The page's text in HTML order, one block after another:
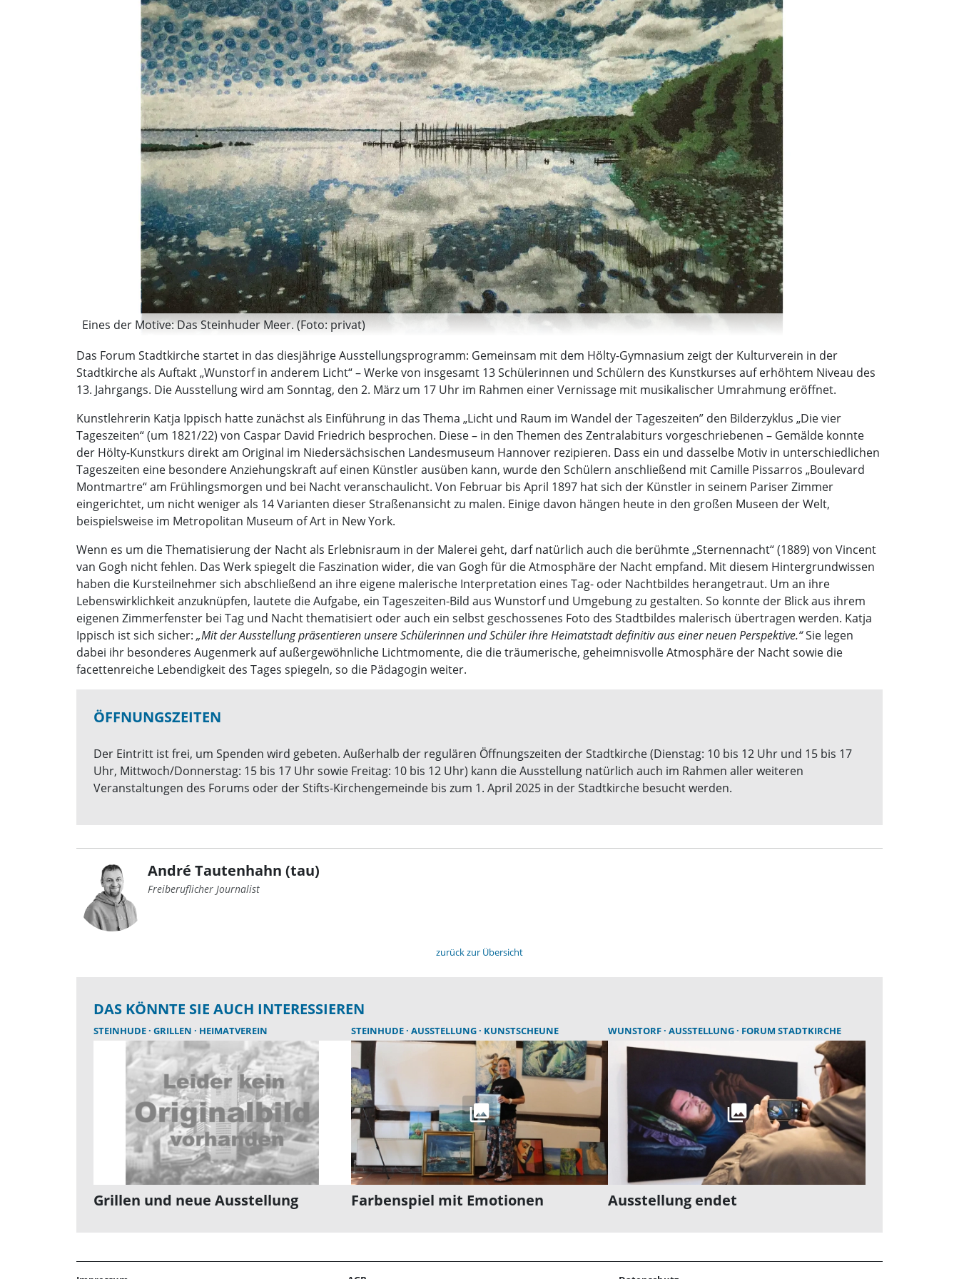
Eines der Motive: Das Steinhuder Meer. (Foto: privat)
Das Forum Stadtkirche startet in das diesjährige Ausstellungsprogramm: Gemeinsam mit dem Hölty-Gymnasium zeigt der Kulturverein in der
Stadtkirche als Auftakt „Wunstorf in anderem Licht“ – Werke von insgesamt 13 Schülerinnen und Schülern des Kunstkurses auf erhöhtem Niveau des
13. Jahrgangs. Die Ausstellung wird am Sonntag, den 2. März um 17 Uhr im Rahmen einer Vernissage mit musikalischer Umrahmung eröffnet.
Kunstlehrerin Katja Ippisch hatte zunächst als Einführung in das Thema „Licht und Raum im Wandel der Tageszeiten” den Bilderzyklus „Die vier
Tageszeiten“ (um 1821/22) von Caspar David Friedrich besprochen. Diese – in den Themen des Zentralabiturs vorgeschriebenen – Gemälde konnte
der Hölty-Kunstkurs direkt am Original im Niedersächsischen Landesmuseum Hannover rezipieren. Dass ein und dasselbe Motiv in unterschiedlichen
Tageszeiten eine besondere Anziehungskraft auf einen Künstler ausüben kann, wurde den Schülern anschließend mit Camille Pissarros „Boulevard
Montmartre“ am Frühlingsmorgen und bei Nacht veranschaulicht. Von Februar bis April 1897 hat sich der Künstler in seinem Pariser Zimmer
eingerichtet, um nicht weniger als 14 Varianten dieser Straßenansicht zu malen. Einige davon hängen heute in den großen Museen der Welt,
beispielsweise im Metropolitan Museum of Art in New York.
Wenn es um die Thematisierung der Nacht als Erlebnisraum in der Malerei geht, darf natürlich auch die berühmte „Sternennacht“ (1889) von Vincent
van Gogh nicht fehlen. Das Werk spiegelt die Faszination wider, die van Gogh für die Atmosphäre der Nacht empfand. Mit diesem Hintergrundwissen
haben die Kursteilnehmer sich abschließend an ihre eigene malerische Interpretation eines Tag- oder Nachtbildes herangetraut. Um an ihre
Lebenswirklichkeit anzuknüpfen, lautete die Aufgabe, ein Tageszeiten-Bild aus Wunstorf und Umgebung zu gestalten. So konnte der Blick aus ihrem
eigenen Zimmerfenster bei Tag und Nacht thematisiert oder auch ein selbst geschossenes Foto des Stadtbildes malerisch übertragen werden. Katja
Ippisch ist sich sicher: „Mit der Ausstellung präsentieren unsere Schülerinnen und Schüler ihre Heimatstadt definitiv aus einer neuen Perspektive.“Sie legen
dabei ihr besonderes Augenmerk auf außergewöhnliche Lichtmomente, die die träumerische, geheimnisvolle Atmosphäre der Nacht sowie die
facettenreiche Lebendigkeit des Tages spiegeln, so die Pädagogin weiter.
ÖFFNUNGSZEITEN
Der Eintritt ist frei, um Spenden wird gebeten. Außerhalb der regulären Öffnungszeiten der Stadtkirche (Dienstag: 10 bis 12 Uhr und 15 bis 17
Uhr, Mittwoch/Donnerstag: 15 bis 17 Uhr sowie Freitag: 10 bis 12 Uhr) kann die Ausstellung natürlich auch im Rahmen aller weiteren
Veranstaltungen des Forums oder der Stifts-Kirchengemeinde bis zum 1. April 2025 in der Stadtkirche besucht werden.
André Tautenhahn (tau)
Freiberuflicher Journalist
zurück zur Übersicht
DAS KÖNNTE SIE AUCH INTERESSIEREN
STEINHUDE GRILLEN HEIMATVEREIN
Grillen und neue Ausstellung
STEINHUDE AUSSTELLUNG KUNSTSCHEUNE
Farbenspiel mit Emotionen
WUNSTORF AUSSTELLUNG FORUM STADTKIRCHE
Ausstellung endet